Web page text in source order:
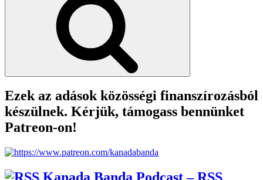
Ezek az adások közösségi finanszírozásból
készülnek. Kérjük, támogass bennünket
Patreon-on!